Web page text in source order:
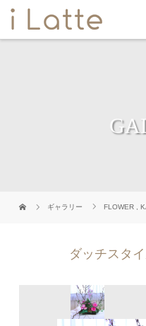
ギャラリー FLOWER ,
ダッチスタ